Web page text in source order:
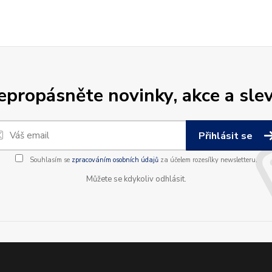
novinky, akce a
Přihlásit se
Souhlasím se zpracováním osobních údajůza účelem rozesílky newsletteru.
Můžete se kdykoliv odhlásit.